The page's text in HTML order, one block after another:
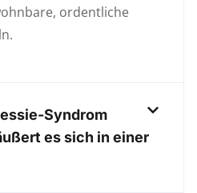
ordentliche
Syndrom
es sich in einer